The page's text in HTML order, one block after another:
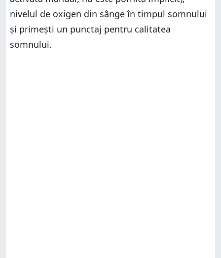
nivelul de oxigen din sânge în timpul somnului
și primești un punctaj pentru calitatea
somnului.